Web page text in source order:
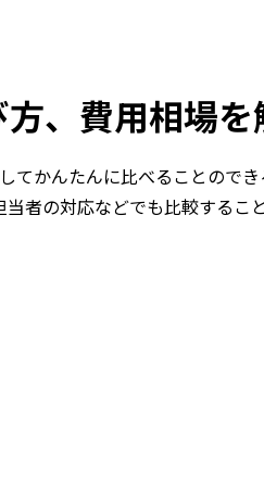
、費用相場を
てかんたんに比べることので
者の対応などでも比較すること